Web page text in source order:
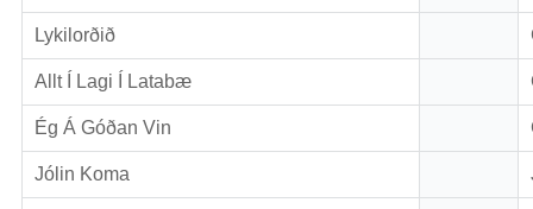
Lykilorðið
Allt Í Lagi Í Latabæ
Ég Á Góðan Vin
Jólin Koma